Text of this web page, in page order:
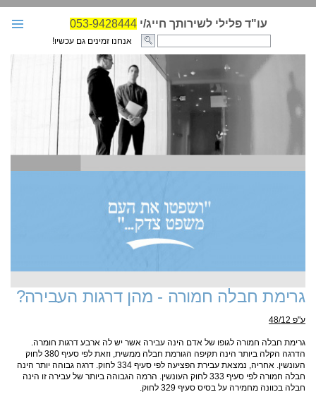
עו"ד פלילי לשירותך חייג/י 053-9428444
אנחנו זמינים גם עכשיו!
עו"ד פלילי
בחירת עו"ד פלילי
עבירות ועונשים
מאמרים
גזרי דין לדוגמא
קבצי חקיקה-פלילי
אודות האתר
צור קשר
גרימת חבלה חמורה - מהן דרגות העבירה?
ע"פ 48/12
גרימת חבלה חמורה לגופו של אדם הינה עבירה אשר יש לה ארבע דרגות חומרה.
הדרגה הקלה ביותר הינה תקיפה הגורמת חבלה ממשית, וזאת לפי סעיף 380 לחוק
העונשין. אחריה, נמצאת עבירת הפציעה לפי סעיף 334 לחוק. דרגה גבוהה יותר הינה
חבלה חמורה לפי סעיף 333 לחוק העונשין. הרמה הגבוהה ביותר של עבירה זו הינה
חבלה בכוונה מחמירה על בסיס סעיף 329 לחוק.